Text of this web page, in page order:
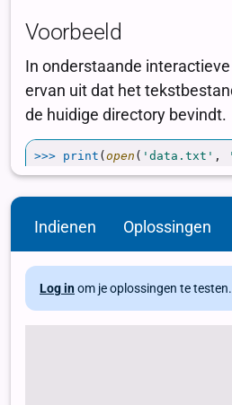
Indienen Oplossingen
Log in om je oplossingen te testen.